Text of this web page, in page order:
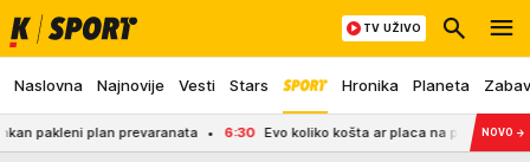
Naslovna Najnovije Vesti Stars Hronika Planeta
TV UŽIVO
plan prevaranata 6:30 Evo koliko košta ar placa na planini Goč: Nalazi
NOVO →